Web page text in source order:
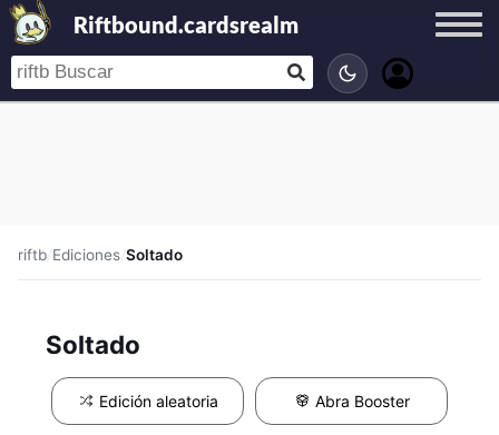
Riftbound.cardsrealm
riftb/Ediciones/Soltado
Soltado
Edición aleatoria Abra Booster